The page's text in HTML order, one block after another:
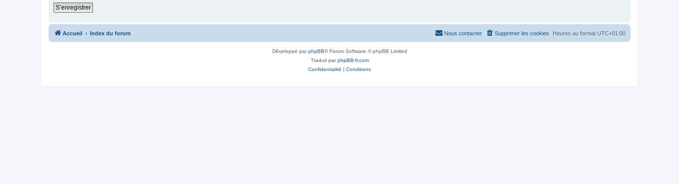
S’enregistrer
Accueil Index du forum Heures au format UTC+01:00
Supprimer les cookies
Nous contacter
Développé parphpBB® Forum Software © phpBB Limited
Traduit parphpBB-fr.com
Confidentialité | Conditions